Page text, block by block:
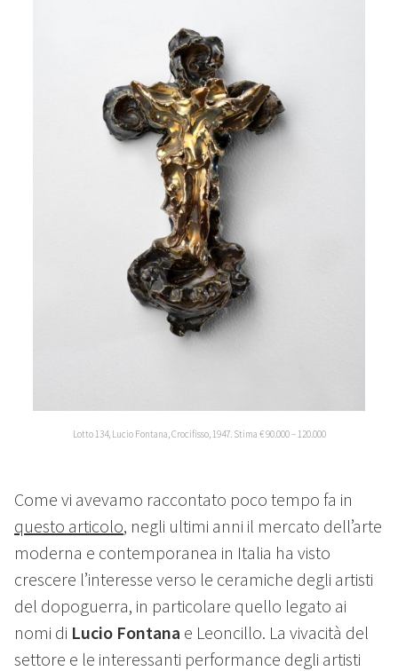
Lotto 134, Lucio Fontana, Crocifisso, 1947. Stima € 90.000 – 120.000
Come vi avevamo raccontato poco tempo fa in
questo articolo, negli ultimi anni il mercato dell’arte
moderna e contemporanea in Italia ha visto
crescere l’interesse verso le ceramiche degli artisti
del dopoguerra, in particolare quello legato ai
nomi di Lucio Fontana e Leoncillo. La vivacità del
settore e le interessanti performance degli artisti